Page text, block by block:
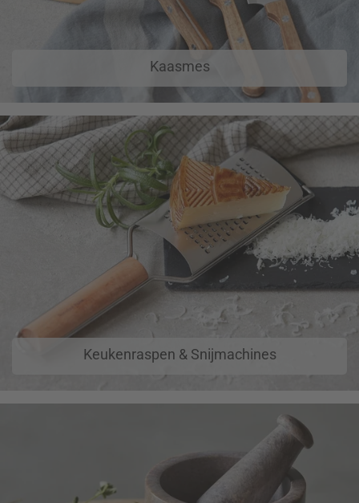
Kaasmes
Keukenraspen & Snijmachines